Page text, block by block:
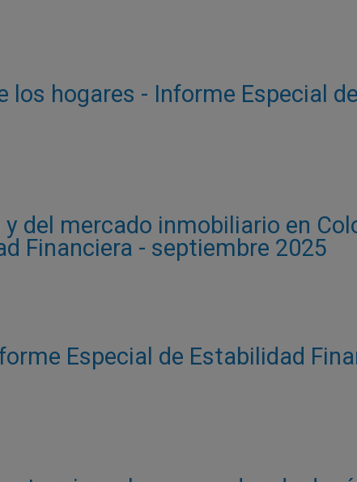
los hogares - Informe Especial
del mercado inmobiliario en
Financiera - septiembre 2025
Especial de Estabilidad